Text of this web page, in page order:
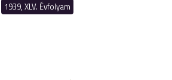
1939, XLV. Évfolyam